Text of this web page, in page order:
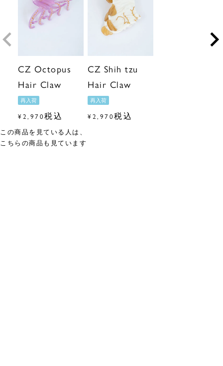
CZ Octopus
Hair Claw
再入荷
¥2,970税込
CZ Shih tzu
Hair Claw
再入荷
¥2,970税込
この商品を見ている人は、
こちらの商品も見ています